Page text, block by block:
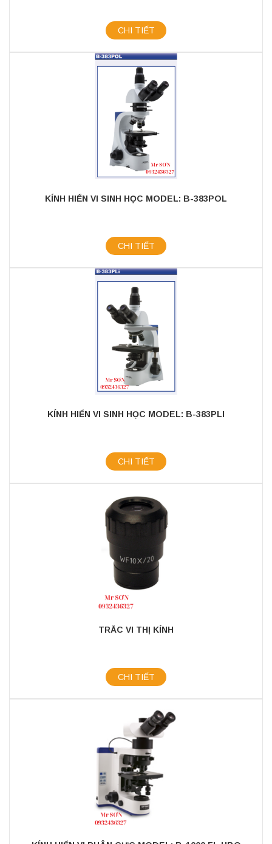
CHI TIẾT
KÍNH HIỂN VI SINH HỌC MODEL: B-383POL
CHI TIẾT
KÍNH HIỂN VI SINH HỌC MODEL: B-383PLI
CHI TIẾT
TRẮC VI THỊ KÍNH
CHI TIẾT